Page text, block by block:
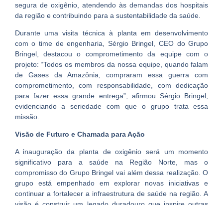
segura de oxigênio, atendendo às demandas dos hospitais
da região e contribuindo para a sustentabilidade da saúde.
Durante uma visita técnica à planta em desenvolvimento
com o time de engenharia, Sérgio Bringel, CEO do Grupo
Bringel, destacou o comprometimento da equipe com o
projeto: “Todos os membros da nossa equipe, quando falam
de Gases da Amazônia, compraram essa guerra com
comprometimento, com responsabilidade, com dedicação
para fazer essa grande entrega”, afirmou Sérgio Bringel,
evidenciando a seriedade com que o grupo trata essa
missão.
Visão de Futuro e Chamada para Ação
A inauguração da planta de oxigênio será um momento
significativo para a saúde na Região Norte, mas o
compromisso do Grupo Bringel vai além dessa realização. O
grupo está empenhado em explorar novas iniciativas e
continuar a fortalecer a infraestrutura de saúde na região. A